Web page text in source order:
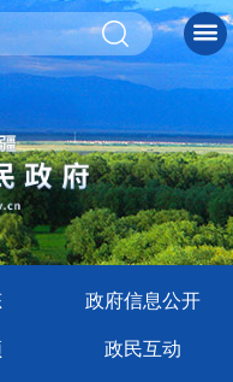
政府信息公开
政民互动